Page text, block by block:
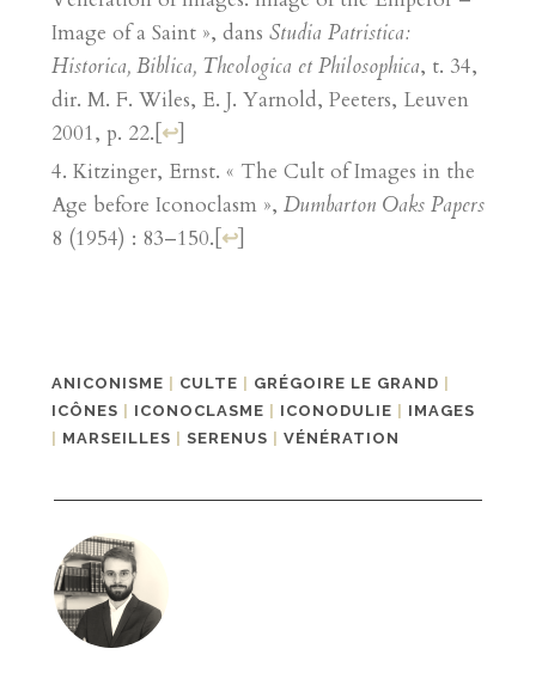
Image of a Saint », dans Studia Patristica:
Historica, Biblica, Theologica et Philosophica, t. 34,
dir. M. F. Wiles, E. J. Yarnold, Peeters, Leuven
2001, p. 22. ↩]
Kitzinger, Ernst. « The Cult of Images in the
Age before Iconoclasm », Dumbarton Oaks Papers
8 (1954) : 83–150. ↩]
ANICONISME CULTE GRÉGOIRE LE GRAND
ICÔNES
ICONOCLASME ICONODULIE
IMAGES
MARSEILLES SERENUS VÉNÉRATION